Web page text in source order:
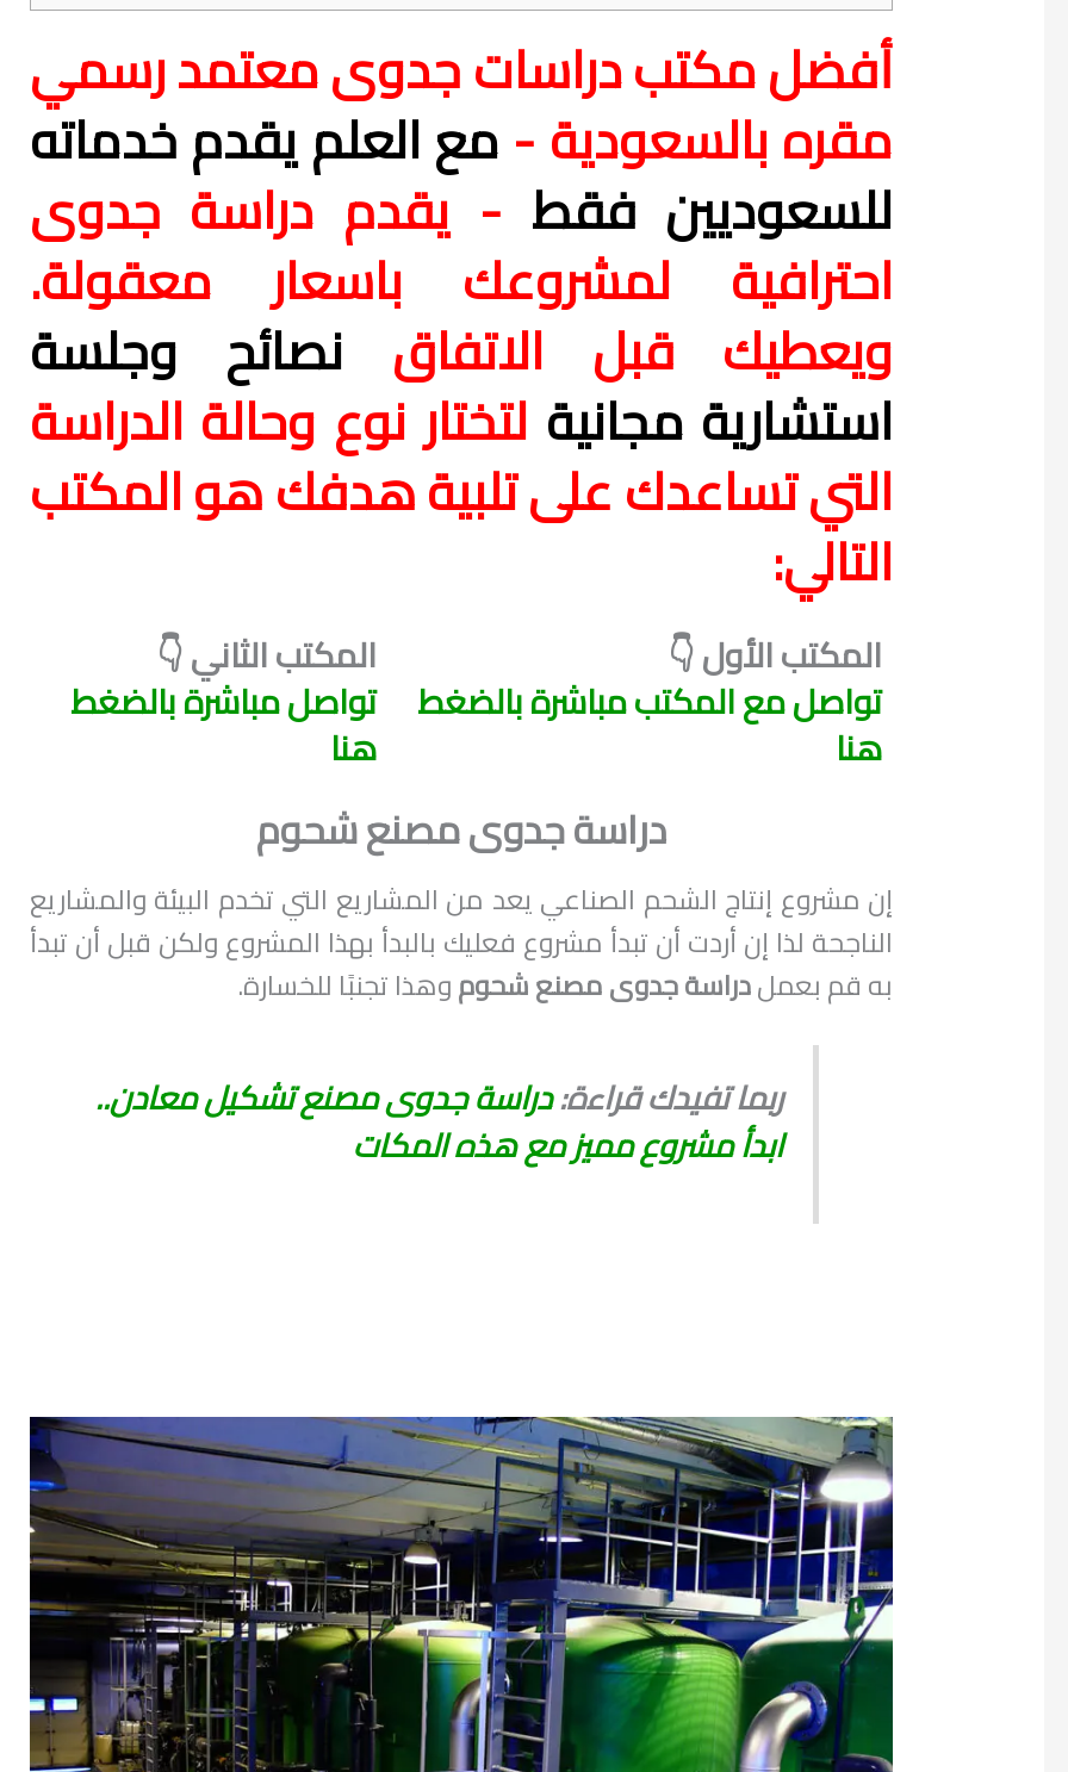
أفضل مكتب دراسات جدوى معتمد رسمي
مقره بالسعودية -مع العلم يقدم خدماته
للسعوديين فقط - يقدم دراسة جدوى
احترافية لمشروعك باسعار معقولة.
ويعطيك قبل الاتفاق نصائح وجلسة
استشارية مجانية لتختار نوع وحالة الدراسة
التي تساعدك على تلبية هدفك هو المكتب
التالي:
المكتب الأول 👇
تواصل مع المكتب مباشرة بالضغط
هنا
المكتب الثاني 👇
تواصل مباشرة بالضغط
هنا
دراسة جدوى مصنع شحوم
إن مشروع إنتاج الشحم الصناعي يعد من المشاريع التي تخدم البيئة والمشاريع
الناجحة لذا إن أردت أن تبدأ مشروع فعليك بالبدأ بهذا المشروع ولكن قبل أن تبدأ
به قم بعملدراسة جدوى مصنع شحوموهذا تجنبًا للخسارة.
ربما تفيدك قراءة:دراسة جدوى مصنع تشكيل معادن..
ابدأ مشروع مميز مع هذه المكات